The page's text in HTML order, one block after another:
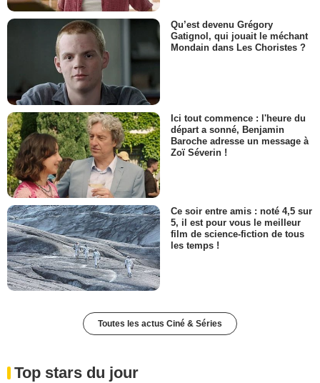
Qu’est devenu Grégory
Gatignol, qui jouait le méchant
Mondain dans Les Choristes ?
Ici tout commence : l'heure du
départ a sonné, Benjamin
Baroche adresse un message à
Zoï Séverin !
Ce soir entre amis : noté 4,5 sur
5, il est pour vous le meilleur
film de science-fiction de tous
les temps !
Toutes les actus Ciné & Séries
Top stars du jour